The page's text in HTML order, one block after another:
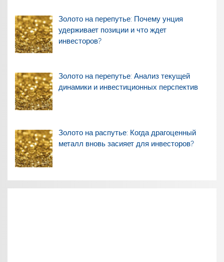
Золото на перепутье: Почему унция
удерживает позиции и что ждет
инвесторов?
Золото на перепутье: Анализ текущей
динамики и инвестиционных перспектив
Золото на распутье: Когда драгоценный
металл вновь засияет для инвесторов?